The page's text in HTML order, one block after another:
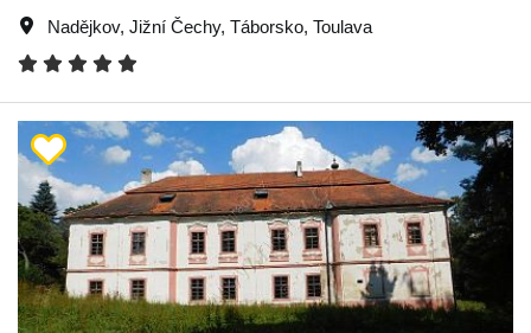
Nadějkov, Jižní Čechy, Táborsko, Toulava